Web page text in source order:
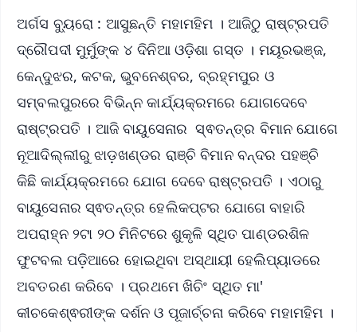
ଅର୍ଗସ ବ୍ୟୁରୋ : ଆସୁଛନ୍ତି ମହାମହିମ । ଆଜିଠୁ ରାଷ୍ଟ୍ରପତି
ଦ୍ରୌପଦୀ ମୁର୍ମୁଙ୍କ ୪ ଦିନିଆ ଓଡ଼ିଶା ଗସ୍ତ । ମୟୂରଭଞ୍ଜ,
କେନ୍ଦୁଝର, କଟକ, ଭୁବନେଶ୍ବର, ବ୍ରହ୍ମପୁର ଓ
ସମ୍ବଲପୁରରେ ବିଭିନ୍ନ କାର୍ଯ୍ୟକ୍ରମରେ ଯୋଗଦେବେ
ରାଷ୍ଟ୍ରପତି । ଆଜି ବାୟୁସେନାର ସ୍ଵତନ୍ତ୍ର ବିମାନ ଯୋଗେ
ନୂଆଦିଲ୍ଲୀରୁ ଝାଡ଼ଖଣ୍ଡର ରାଞ୍ଚି ବିମାନ ବନ୍ଦର ପହଞ୍ଚି
କିଛି କାର୍ଯ୍ୟକ୍ରମରେ ଯୋଗ ଦେବେ ରାଷ୍ଟ୍ରପତି । ଏଠାରୁ
ବାୟୁସେନାର ସ୍ଵତନ୍ତ୍ର ହେଲିକପ୍ଟର ଯୋଗେ ବାହାରି
ଅପରାହ୍ନ ୨ଟା ୨୦ ମିନିଟରେ ଶୁକୃଳି ସ୍ଥିତ ପାଣ୍ଡରଶିଳ
ଫୁଟବଲ ପଡ଼ିଆରେ ହୋଇଥିବା ଅସ୍ଥାୟୀ ହେଲିପ୍ୟାଡରେ
ଅବତରଣ କରିବେ । ପ୍ରଥମେ ଖିଚିଂ ସ୍ଥିତ ମା'
କୀଚକେଶ୍ଵରୀଙ୍କ ଦର୍ଶନ ଓ ପୂଜାର୍ଚ୍ଚନା କରିବେ ମହାମହିମ ।